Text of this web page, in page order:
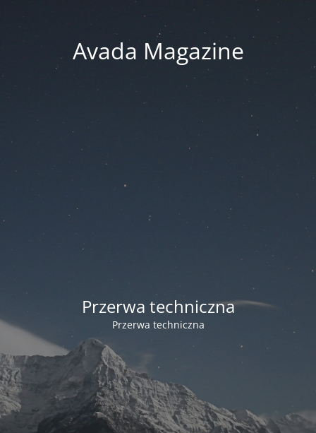
Avada Magazine
Przerwa techniczna
Przerwa techniczna